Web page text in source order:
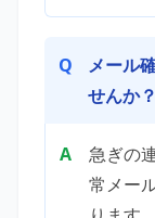
メール
せんか？
急ぎの
常メー